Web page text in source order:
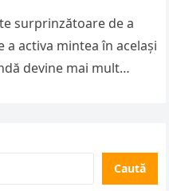
surprinzătoare de a
activa mintea în același
devine mai mult…
Caută